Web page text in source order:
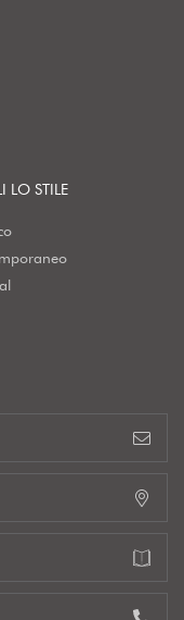
LO STILE